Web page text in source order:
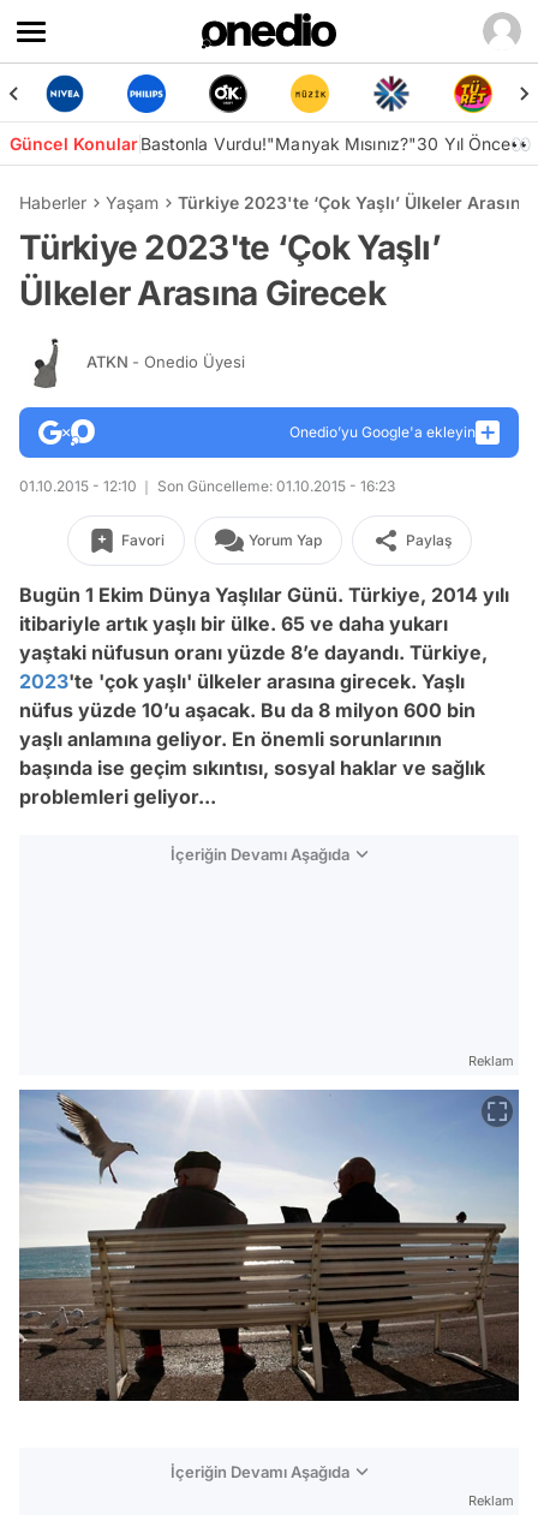
Güncel KonularBastonla Vurdu!"Manyak Mısınız?"30 Yıl Önce👀
Haberler Yaşam Türkiye 2023'te ‘Çok Yaşlı’ Ülkeler Arasına
Türkiye 2023'te ‘Çok Yaşlı’
Ülkeler Arasına Girecek
ATKN - Onedio Üyesi
Onedio’yu Google'a ekleyin
01.10.2015 - 12:10 Son Güncelleme: 01.10.2015 - 16:23
Favori Yorum Yap Paylaş
Bugün 1 Ekim Dünya Yaşlılar Günü. Türkiye, 2014 yılı
itibariyle artık yaşlı bir ülke. 65 ve daha yukarı
yaştaki nüfusun oranı yüzde 8’e dayandı. Türkiye,
2023'te 'çok yaşlı' ülkeler arasına girecek. Yaşlı
nüfus yüzde 10’u aşacak. Bu da 8 milyon 600 bin
yaşlı anlamına geliyor. En önemli sorunlarının
başında ise geçim sıkıntısı, sosyal haklar ve sağlık
problemleri geliyor...
İçeriğin Devamı Aşağıda
Reklam
İçeriğin Devamı Aşağıda
Reklam